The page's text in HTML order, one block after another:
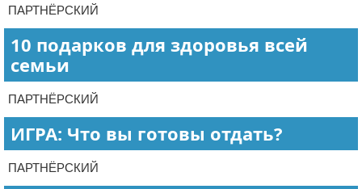
ПАРТНЁРСКИЙ
10 подарков для здоровья всей
семьи
ПАРТНЁРСКИЙ
ИГРА: Что вы готовы отдать?
ПАРТНЁРСКИЙ